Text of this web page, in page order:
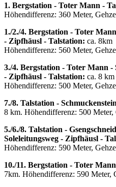
1. Bergstation - Toter Mann -
Höhendifferenz: 360 Meter,
1./2./4. Bergstation - Toter
- Zipfhäusl - Talstation: ca. 8km
Höhendifferenz: 560 Meter,
3./4. Bergstation - Toter Mann -
- Zipfhäusl - Talstation: ca. 8 km
Höhendifferenz: 500 Meter,
7./8. Talstation -
8 km. Höhendifferenz: 500 Meter,
5./6./8. Talstation -
Soleleitungsweg - Zipfhäusl -
Höhendifferenz: 590 Meter,
10./11. Bergstation - Toter
7km. Höhendifferenz: 590 Meter,